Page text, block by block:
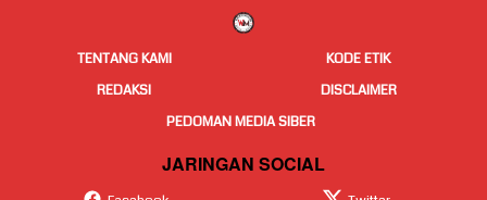
TENTANG KAMI
KODE ETIK
REDAKSI
DISCLAIMER
PEDOMAN MEDIA SIBER
JARINGAN SOCIAL